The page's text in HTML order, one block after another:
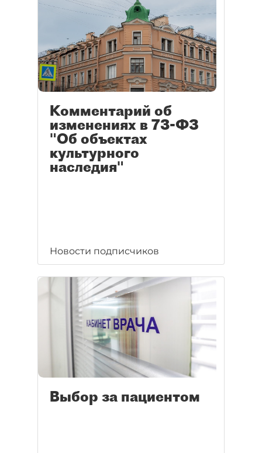
Комментарий об
изменениях в 73-ФЗ
"Об объектах
культурного
наследия"
Новости подписчиков
Выбор за пациентом